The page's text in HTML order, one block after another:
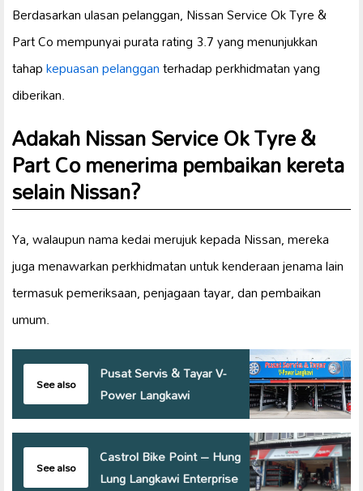
Berdasarkan ulasan pelanggan, Nissan Service Ok Tyre &
Part Co mempunyai purata rating 3.7 yang menunjukkan
tahapkepuasan pelangganterhadap perkhidmatan yang
diberikan.
Adakah Nissan Service Ok Tyre &
Part Co menerima pembaikan kereta
selain Nissan?
Ya, walaupun nama kedai merujuk kepada Nissan, mereka
juga menawarkan perkhidmatan untuk kenderaan jenama lain
termasuk pemeriksaan, penjagaan tayar, dan pembaikan
umum.
See also
Pusat Servis & Tayar V-
Power Langkawi
See also
Castrol Bike Point – Hung
Lung Langkawi Enterprise